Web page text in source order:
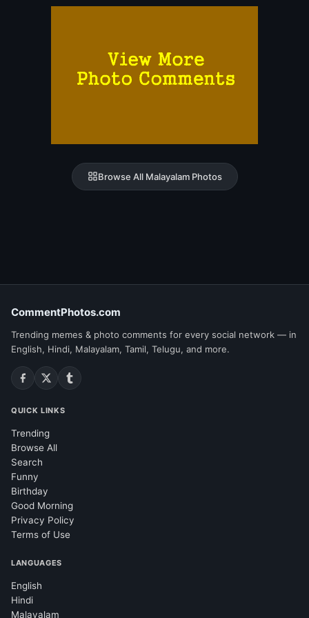
Browse All Malayalam Photos
CommentPhotos.com
Trending memes & photo comments for every social network — in
English, Hindi, Malayalam, Tamil, Telugu, and more.
QUICK LINKS
Trending
Browse All
Search
Funny
Birthday
Good Morning
Privacy Policy
Terms of Use
LANGUAGES
English
Hindi
Malayalam